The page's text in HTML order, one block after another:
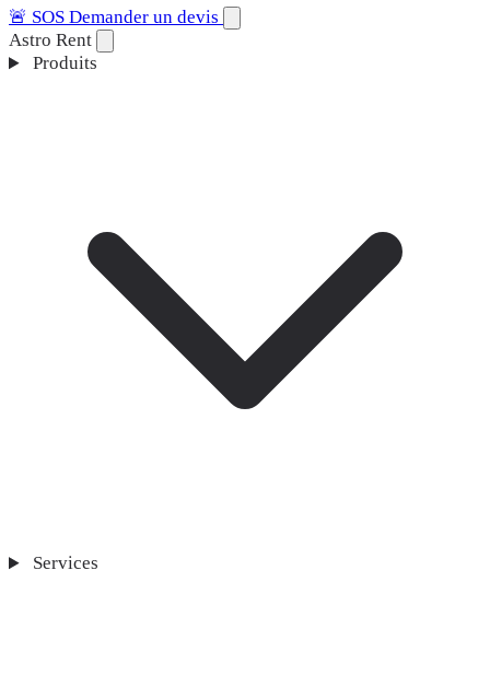
🚨 SOS Demander un devis
Astro Rent
Produits
Services